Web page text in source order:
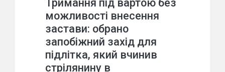
Тримання під вартою без
можливості внесення
застави: обрано
запобіжний захід для
підлітка, який вчинив
стрілянину в